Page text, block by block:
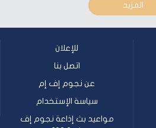
المزيد
للإعلان
اتصل بنا
عن نجوم إف إم
سياسة الإستخدام
مواعيد بث إذاعة نجوم إف